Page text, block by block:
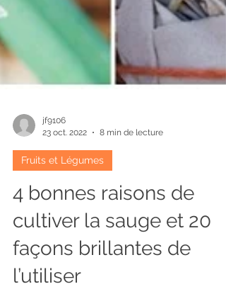
jf9106
23 oct. 2022
8 min de lecture
Fruits et Légumes
4 bonnes raisons de
cultiver la sauge et 20
façons brillantes de